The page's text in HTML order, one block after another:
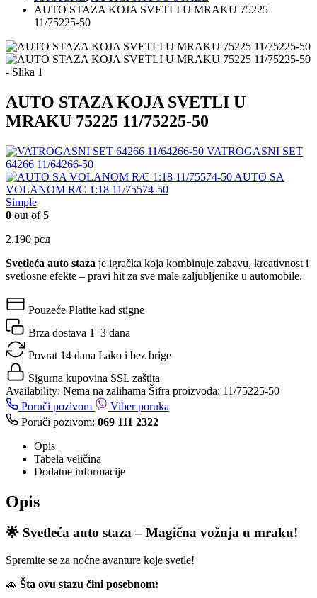
AUTO STAZA KOJA SVETLI U MRAKU 75225
11/75225-50
AUTO STAZA KOJA SVETLI U
MRAKU 75225 11/75225-50
VATROGASNI SET
64266 11/64266-50
AUTO SA
VOLANOM R/C 1:18 11/75574-50
Simple
0 out of 5
2.190 рсд
Svetleća auto staza je igračka koja kombinuje zabavu, kreativnost i
svetlosne efekte – pravi hit za sve male zaljubljenike u automobile.
Pouzeće Platite kad stigne
Brza dostava 1–3 dana
Povrat 14 dana Lako i bez brige
Sigurna kupovina SSL zaštita
Availability: Nema na zalihama Šifra proizvoda: 11/75225-50
Poruči pozivom
Viber poruka
Poruči pozivom: 069 111 2322
Opis
Tabela veličina
Dodatne informacije
Opis
🌟 Svetleća auto staza – Magična vožnja u mraku!
Spremite se za noćne avanture koje svetle!
🚗 Šta ovu stazu čini posebnom: